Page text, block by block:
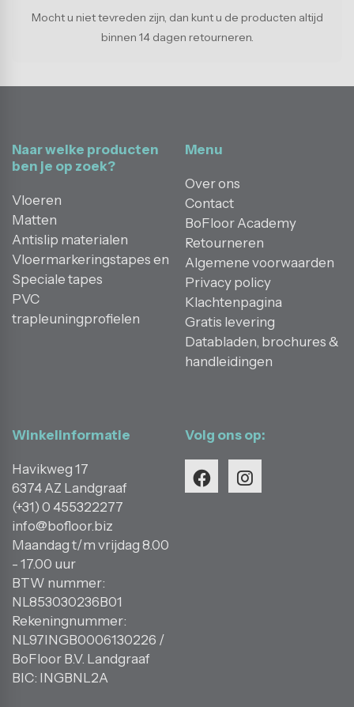
Mocht u niet tevreden zijn, dan kunt u de producten altijd
binnen 14 dagen retourneren.
Naar welke producten
ben je op zoek?
Vloeren
Matten
Antislip materialen
Vloermarkeringstapes en
Speciale tapes
PVC
trapleuningprofielen
Volg ons op:
Winkelinformatie
Havikweg 17
6374 AZ Landgraaf
(+31) 0 455322277
info@bofloor.biz
Maandag t/m vrijdag 8.00
- 17.00 uur
BTW nummer:
NL853030236B01
Rekeningnummer:
NL97INGB0006130226 /
BoFloor B.V. Landgraaf
BIC: INGBNL2A
Menu
Over ons
Contact
BoFloor Academy
Retourneren
Algemene voorwaarden
Privacy policy
Klachtenpagina
Gratis levering
Databladen, brochures &
handleidingen